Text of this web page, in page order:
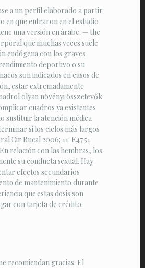
a un perfil elaborado a partir
en que entraron en el estudio
una versión en árabe. — the
que muchas veces suele
endógena con los graves
deportivo o su
son indicados en casos de
estar extremadamente
olyan növényi összetevők
cuadros ya existentes
sustituir la atención médica
si los ciclos más largos
Cir Bucal 2006; 11: E47 51.
relación con las hembras, los
su conducta sexual. Hay
efectos secundarios
de mantenimiento durante
que estas dosis son
con tarjeta de crédito.
recomiendan gracias. El